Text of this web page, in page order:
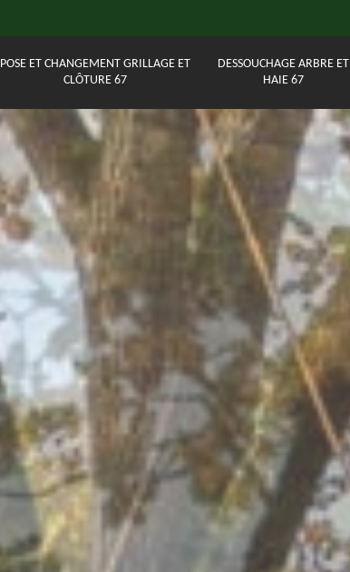
POSE ET CHANGEMENT GRILLAGE ET
CLÔTURE 67
DESSOUCHAGE ARBRE ET
HAIE 67